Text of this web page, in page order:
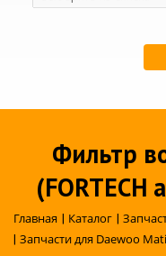
Фильтр
Главная | Каталог |
| Запчасти для Daewoo